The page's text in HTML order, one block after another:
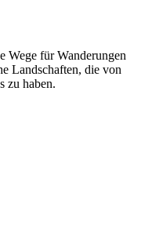
Wege für Wanderungen
Landschaften, die von
zu haben.